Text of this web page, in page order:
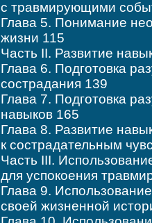
с травмирующими
Глава 5. Понимание
жизни 115
Часть II. Развитие
Глава 6. Подготовка
сострадания 139
Глава 7. Подготовка
навыков 165
Глава 8. Развитие
к сострадательным
Часть III.
для успокоения
Глава 9.
своей жизненной